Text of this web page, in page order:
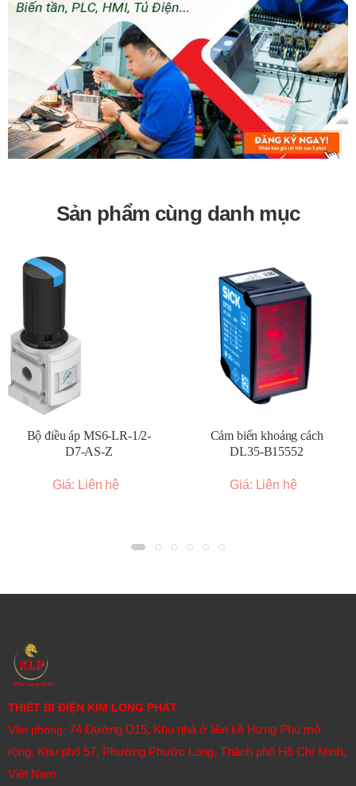
Sản phẩm cùng danh mục
Bộ điều áp MS6-LR-1/2-
D7-AS-Z
Giá: Liên hệ
Cảm biến khoảng cách
DL35-B15552
Giá: Liên hệ
THIẾT BỊ ĐIỆN KIM LONG PHÁT
Văn phòng: 74 Đường D15, Khu nhà ở liền kề Hưng Phú mở
rộng, Khu phố 57, Phường Phước Long, Thành phố Hồ Chí Minh,
Việt Nam